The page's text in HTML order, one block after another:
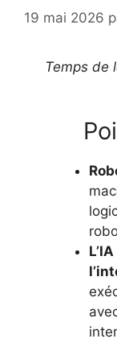
19 mai 2026
Temps de